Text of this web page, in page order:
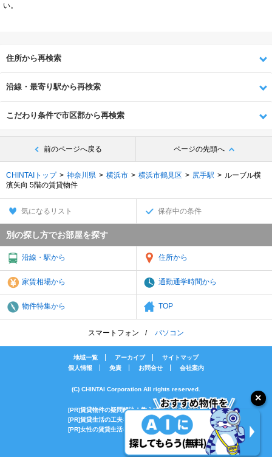
い。
住所から再検索
沿線・最寄り駅から再検索
こだわり条件で市区郡から再検索
前のページへ戻る ページの先頭へ
CHINTAIトップ 神奈川県 横浜市 横浜市鶴見区 尻手駅
ルーブル横
濱矢向 5階の賃貸物件
気になるリスト 保存中の条件
別の探し方でお部屋を探す
沿線・駅から 住所から
家賃相場から 通勤通学時間から
物件特集から TOP
スマートフォン パソコン
地域一覧 アーカイブ
サイトマップ
個人情報
免責 お問合せ 会社案内
(C) CHINTAI Corporation All rights reserved.
[PR]賃貸物件の疑問解決！教えてエイブルAGENT
[PR]賃貸生活の工夫を紹介！CHINTAI情報局
[PR]女性の賃貸生活を応援！Woman.CHINTAI